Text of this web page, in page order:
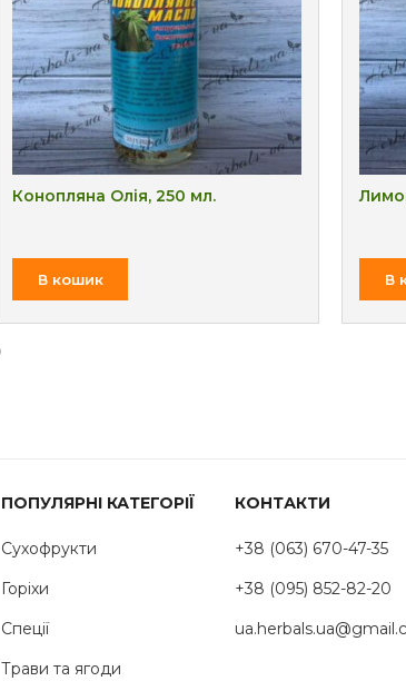
Конопляна Олія, 250 мл.
₴
В кошик В
ПОПУЛЯРНІ КАТЕГОРІЇ
Сухофрукти
Горіхи
Спеції
Трави та ягоди
КОНТАКТИ
+38 (063) 670-47-35
+38 (095) 852-82-20